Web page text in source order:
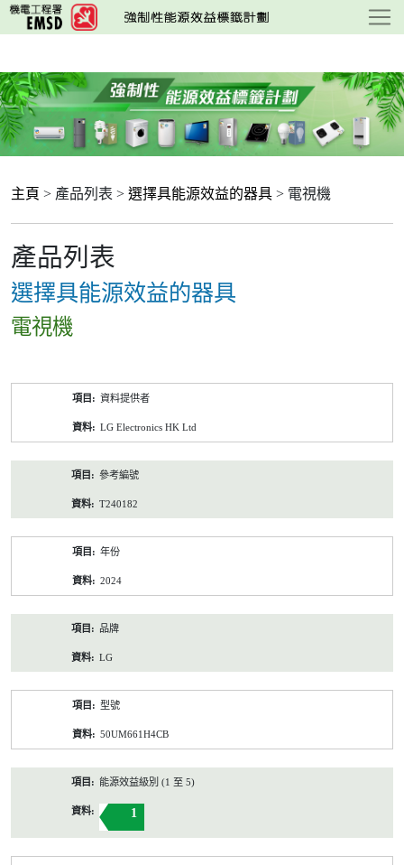
跳
至
要
內
容
主頁 > 產品列表 > 選擇具能源效益的器具 > 電視機
產品列表
選擇具能源效益的器具
電視機
資料提供者
LG Electronics HK Ltd
參考編號
T240182
年份
2024
品牌
LG
型號
50UM661H4CB
能源效益級別 (1 至 5)
1